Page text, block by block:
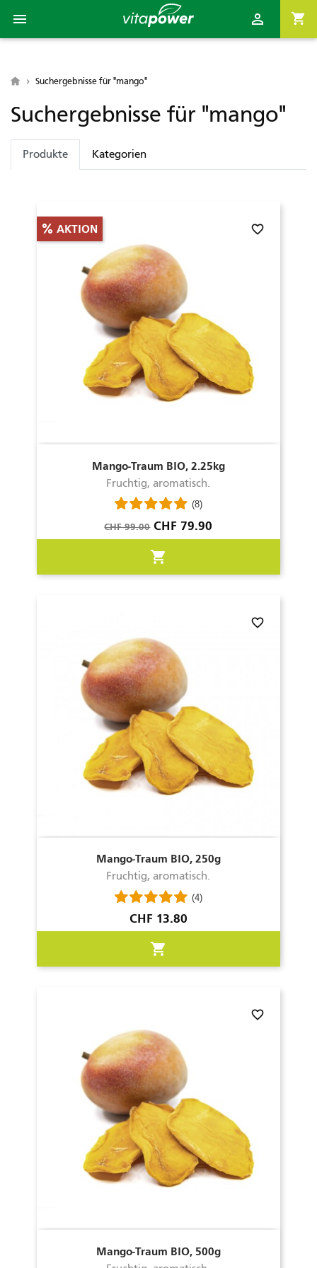
 shopping_cart

Suchergebnisse für "mango"
Suchergebnisse für "mango"
Produkte Kategorien
Mango-Traum BIO, 2.25kg
Fruchtig, aromatisch.
favorite_border
(8)
Verkaufspreis
CHF 99.00 Preis
CHF 79.90
shopping_cart
AKTION
Mango-Traum BIO, 250g
Fruchtig, aromatisch.
favorite_border
(4)
Preis
CHF 13.80
shopping_cart
Mango-Traum BIO, 500g
favorite_border